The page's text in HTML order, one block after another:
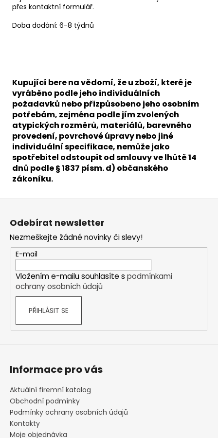
přes kontaktní formulář.
Doba dodání: 6-8 týdnů
Kupující bere na vědomí, že u zboží, které je
vyráběno podle jeho individuálních
požadavků nebo přizpůsobeno jeho osobním
potřebám, zejména podle jím zvolených
atypických rozměrů, materiálů, barevného
provedení, povrchové úpravy nebo jiné
individuální specifikace, nemůže jako
spotřebitel odstoupit od smlouvy ve lhůtě 14
dnů podle § 1837 písm. d) občanského
zákoníku.
Z
Odebírat newsletter
Nezmeškejte žádné novinky či slevy!
E-mail
Vložením e-mailu souhlasíte s podmínkami
ochrany osobních údajů
PŘIHLÁSIT SE
Informace pro vás
Aktuální firemní katalog
Obchodní podmínky
Podmínky ochrany osobních údajů
Kontakty
Moje objednávka